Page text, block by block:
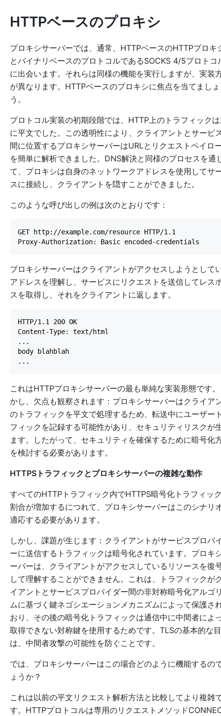
HTTPベースのプロキシ
プロキシサーバーでは、通常、HTTPベースのHTTPプロキ
とバイナリベースのプロトコルであるSOCKS 4/5プロトコ
に出会います。それらは同様の機能を実行しますが、実装
が異なります。HTTPベースのプロキシに焦点を当てましょ
う。
プロトコル実装の初期段階では、HTTP上のトラフィック
に平文でした。この透明性により、クライアントとサービ
間に位置するプロキシサーバーはURLとリクエストペイロ
を簡単に解析できました。DNS解決と同様のプロセスを通
て、プロキシは自身のネットワークアドレスを使用してサ
スに接続し、クライアントを隠すことができました。
このような呼び出しの例は次のとおりです：
プロキシサーバーはクライアントがアクセスしようとして
アドレスを理解し、サービスにリクエストを送信してレス
スを取得し、それをクライアントに返します。
これはHTTPプロキシサーバーの最も単純な実装形態です
かし、欠点も観察されます：プロキシサーバーはクライア
のトラフィックを平文で処理するため、転送中にユーザー
フィックを記録する可能性があり、セキュリティリスクが
ます。したがって、セキュリティを確保するために暗号化
を検討する必要があります。
HTTPSトラフィックとプロキシサーバーの複雑な動作
すべてのHTTPトラフィック内でHTTPS暗号化トラフィッ
割合が増加するにつれて、プロキシサーバーはこのシナリ
適応する必要があります。
しかし、課題が生じます：クライアントがサービスプロバ
ーに送信するトラフィックは暗号化されています。プロキ
ーバーは、クライアントがアクセスしているリソースを復
して理解することができません。これは、トラフィックが
イアントとサービスプロバイダー間の非対称暗号化アルゴ
ムに基づく鍵ネゴシエーションメカニズムによって保護さ
おり、その後の暗号化トラフィックは通信中に中間者によ
取得できない対称鍵を使用するためです。TLSの基本的な
は、中間者攻撃の可能性を防ぐことです。
では、プロキシサーバーはこの場合どのように機能するの
ょうか？
これは以前の平文リクエスト解析方法と比較してより複雑
す。HTTPプロトコルは専用のリクエストメソッド